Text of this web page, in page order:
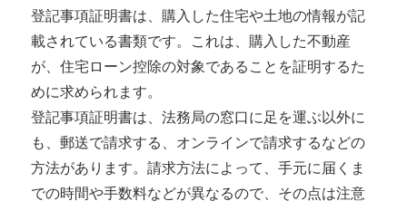
登記事項証明書は、購入した住宅や土地の情報が記
載されている書類です。これは、購入した不動産
が、住宅ローン控除の対象であることを証明するた
めに求められます。
登記事項証明書は、法務局の窓口に足を運ぶ以外に
も、郵送で請求する、オンラインで請求するなどの
方法があります。請求方法によって、手元に届くま
での時間や手数料などが異なるので、その点は注意